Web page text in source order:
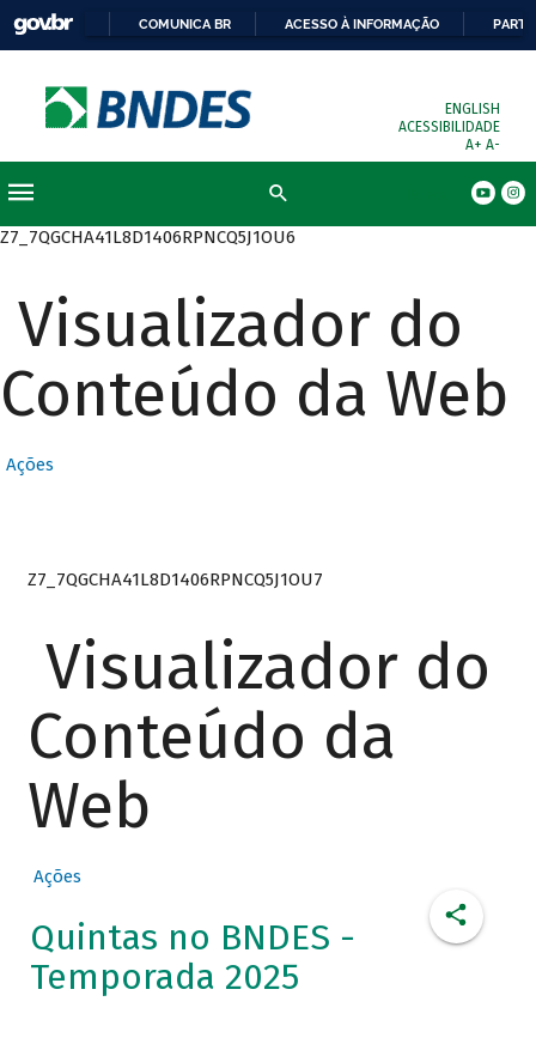
COMUNICA BR ACESSO À INFORMAÇÃO
ENGLISH
ACESSIBILIDADE
A+ A-
Z7_7QGCHA41L8D1406RPNCQ5J1OU6
Visualizador do
Conteúdo da Web
Ações
Z7_7QGCHA41L8D1406RPNCQ5J1OU7
Visualizador do
Conteúdo da
Web
Ações
Quintas no BNDES -
Temporada 2025